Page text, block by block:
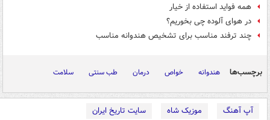
همه فواید استفاده از خیار
در هوای آلوده چی بخوریم؟
چند ترفند مناسب برای تشخیص هندوانه مناسب
برچسب‌ها هندوانه خواص درمان طب سنتی سلامت
آپ آهنگ موزیک شاه
سایت تاریخ ایران